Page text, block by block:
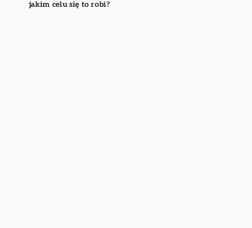
jakim celu się to robi?